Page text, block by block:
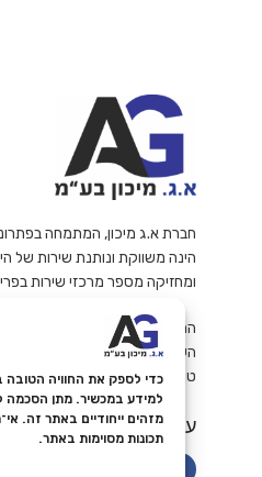
למידע במכשיר. מתן הסכמה
מזהים ייחודיים באתר זה.
תכונות מסוימות באתר.
חברת א.ג מיכון, המתמחה
הינה משווקת ונותנת שירות של
ומחזיקה מספר מרכזי שירות
השירות האמין והמקצועי ביותר
ט.ל.ח
עקבו אחרינו